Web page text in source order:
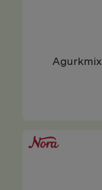
Agurkmix